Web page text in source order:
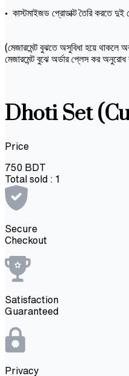
• কাস্টমাইজড প্রোডাক্ট তৈরি করতে দুই
(মেজারমেন্ট বুঝতে অসুবিধা হয়ে
মেজারমেন্ট বুঝে অর্ডার প্লেস কর
Dhoti Set
Price
750 BDT
Total sold : 1
Secure
Checkout
Satisfaction
Guaranteed
Privacy